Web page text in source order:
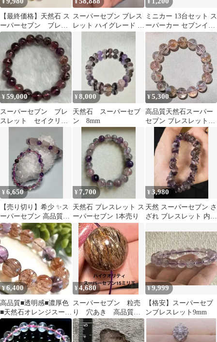
¥
【最終価格】天然石 ス
ーパーセブン ブレス
レット 鑑定書付き
¥
スーパーセブン ブレス
レット ハイグレード 高
¥
ミニカー 13台セット ス
ーパーカー セブンイレ
ブン缶コーヒー オマケ
¥59,000
スーパーセブン ブレ
スレット セイクリッ
¥8,000
天然石 スーパーセブ
ン 8mm
¥5,300
高品質天然石スーパー
セブン ブレスレット
12mm珠 / 腕周り
16cm 調整可能
¥6,650
【売り切り】希少 ✨ス
ーパーセブン 高品質丸
玉・デザブレ2種セット
天然石
¥ 7,700
天然石 ブレスレット ス
ーパーセブン 1本売り
¥3,980
天然 スーパーセブン さ
ざれ ブレスレット 内径
¥6,400
高品質■透明感■濃厚色
■天然石オレンジスーパ
ーセブン約13.3mmブレ
スレット
¥4,680
スーパーセブン 粒売
り 穴あき 高品質天
然石 パワーストーン
15ミリ
¥9,999
【格安】スーパーセブ
ンブレスレット9mm